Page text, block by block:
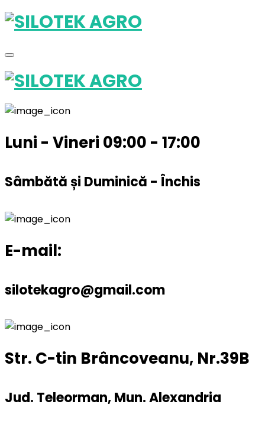
Luni - Vineri 09:00 - 17:00
Sâmbătă și Duminică - Închis
E-mail:
silotekagro@gmail.com
Str. C-tin Brâncoveanu, Nr.39B
Jud. Teleorman, Mun. Alexandria